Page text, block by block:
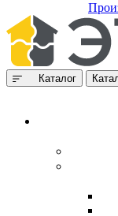
Каталог